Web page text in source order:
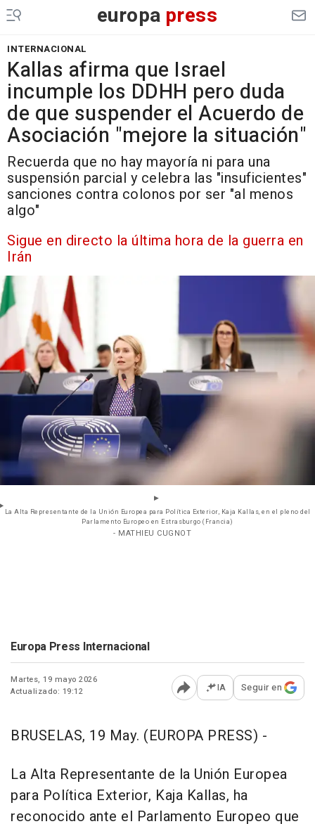
europa press
INTERNACIONAL
Kallas afirma que Israel
incumple los DDHH pero duda
de que suspender el Acuerdo de
Asociación "mejore la situación"
Recuerda que no hay mayoría ni para una
suspensión parcial y celebra las "insuficientes"
sanciones contra colonos por ser "al menos
algo"
Sigue en directo la última hora de la guerra en
Irán
La Alta Representante de la Unión Europea para Política Exterior, Kaja Kallas, en el pleno del
Parlamento Europeo en Estrasburgo (Francia)
- MATHIEU CUGNOT
Europa Press Internacional
Martes, 19 mayo 2026
Actualizado: 19:12
Abrir opciones para
IA Seguir en
BRUSELAS, 19 May. (EUROPA PRESS) -
La Alta Representante de la Unión Europea
para Política Exterior, Kaja Kallas, ha
reconocido ante el Parlamento Europeo que